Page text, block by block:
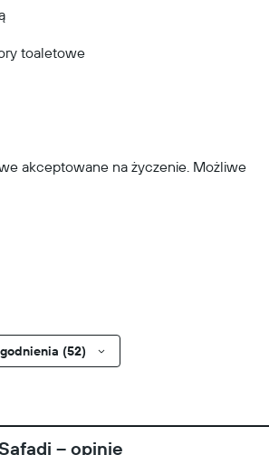
toaletowe
akceptowane na życzenie. Możliwe
(52)
– opinie